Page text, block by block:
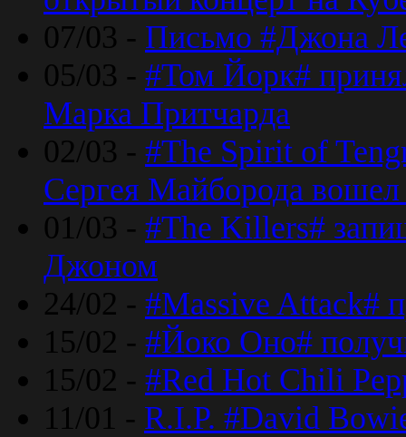
07/03 - Письмо #Джона
05/03 - #Том Йорк#
Марка Притчарда
02/03 - #The Spirit of
Сергея Майборода
01/03 - #The Killers#
Джоном
24/02 - #Massive Attack#
15/02 - #Йоко Оно#
15/02 - #Red Hot Chili
11/01 - R.I.P. #David